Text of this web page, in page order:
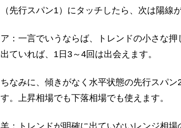
（先行スパン1）にタッチしたら、次は陽線
ア：一言でいうならば、トレンドの小さな
出ていれば、1日3～4回は出会えます。
ちなみに、傾きがなく水平状態の先行スパ
す。上昇相場でも下落相場でも使えます。